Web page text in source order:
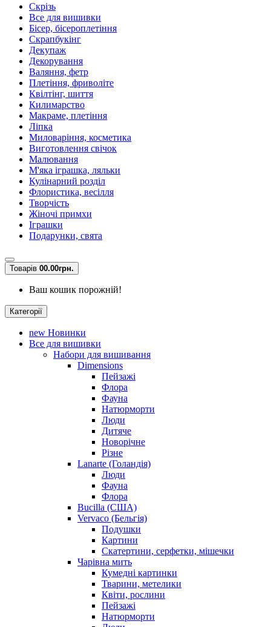
Скрізь
Все для вишивки
Бісер, бісероплетіння
Скрапбукінг
Декупаж
Декорування
Валяння, фетр
Плетіння, фриволіте
Квілтінг, шиття
Килимарство
Макраме, плетіння
Ліпка
Миловаріння, косметика
Виготовлення свічок
Малювання
М'яка іграшка, ляльки
Кулінарний розділ
Флористика, весілля
Творчість
Жіночі примхи
Іграшки
Подарунки, свята
Товарів 00.00грн.
Ваш кошик порожній!
Категорії
new Новинки
Все для вишивки
Набори для вишивання
Dimensions
Пейзажі
Флора
Фауна
Натюрморти
Люди
Дитяче
Новорічне
Різне
Lanarte (Голандія)
Люди
Фауна
Флора
Bucilla (США)
Vervaco (Бельгія)
Подушки
Картини
Скатертини, серфетки, мішечки
Чарiвна мить
Кумедні картинки
Тварини, метелики
Квіти, рослини
Пейзажі
Натюрморти